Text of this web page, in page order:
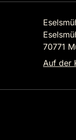
70771
Auf der